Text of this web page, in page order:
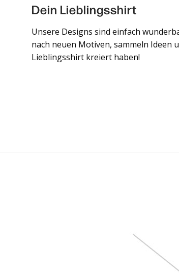
Dein Lieblingsshirt
Unsere Designs sind einfach
nach neuen Motiven, sammeln Ideen
Lieblingsshirt kreiert haben!